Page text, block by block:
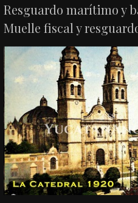
Resguardo marítimo y
Muelle fiscal y